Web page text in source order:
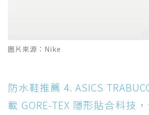
圖片來源：Nike
防水鞋推薦 4. ASICS
載 GORE-TEX 隱形貼合科技